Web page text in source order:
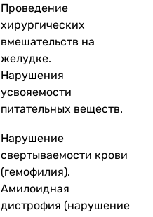
Проведение
хирургических
вмешательств на
желудке.
Нарушения
усвояемости
питательных веществ.
Нарушение
свертываемости крови
(гемофилия).
Амилоидная
дистрофия (нарушение